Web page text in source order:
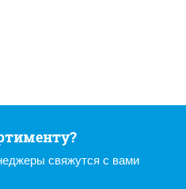
свяжутся с вами